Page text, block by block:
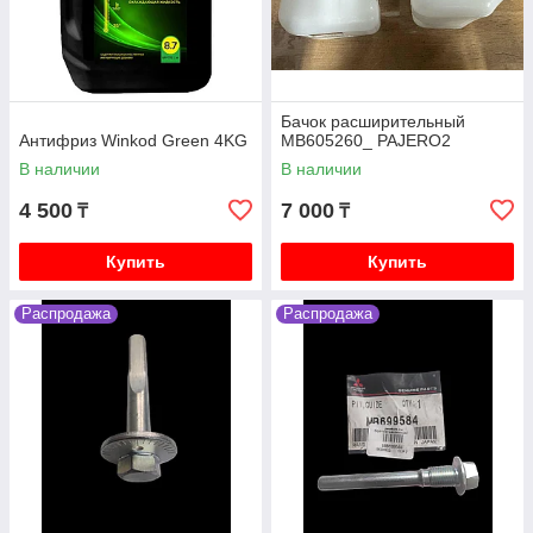
Антифриз Winkod Green 4KG
В наличии
4 500 ₸
Купить
Бачок расширительный
MB605260_ PAJERO2
В наличии
7 000 ₸
Купить
Распродажа Распродажа